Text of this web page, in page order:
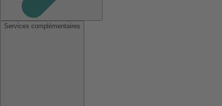
Services complémentaires